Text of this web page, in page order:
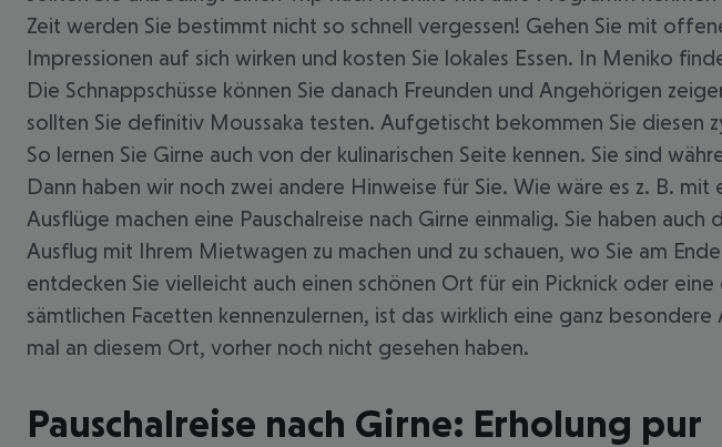
Zeit werden Sie bestimmt nicht so schnell vergessen! Gehen Sie mit
Impressionen auf sich wirken und kosten Sie lokales Essen. In Meniko
Die Schnappschüsse können Sie danach Freunden und Angehörigen
sollten Sie definitiv Moussaka testen. Aufgetischt bekommen Sie diesen
So lernen Sie Girne auch von der kulinarischen Seite kennen. Sie sind
Dann haben wir noch zwei andere Hinweise für Sie. Wie wäre es z. B.
Ausflüge machen eine Pauschalreise nach Girne einmalig. Sie haben
Ausflug mit Ihrem Mietwagen zu machen und zu schauen, wo Sie am
entdecken Sie vielleicht auch einen schönen Ort für ein Picknick oder
sämtlichen Facetten kennenzulernen, ist das wirklich eine ganz
mal an diesem Ort, vorher noch nicht gesehen haben.
Pauschalreise nach Girne: Erholung pur